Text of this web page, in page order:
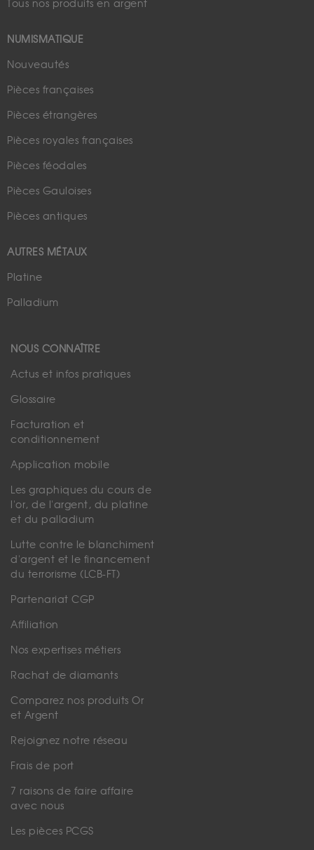
Tous nos produits en argent
NUMISMATIQUE
Nouveautés
Pièces françaises
Pièces étrangères
Pièces royales françaises
Pièces féodales
Pièces Gauloises
Pièces antiques
AUTRES MÉTAUX
Platine
Palladium
NOUS CONNAÎTRE
Actus et infos pratiques
Glossaire
Facturation et
conditionnement
Application mobile
Les graphiques du cours de
l'or, de l'argent, du platine
et du palladium
Lutte contre le blanchiment
d'argent et le financement
du terrorisme (LCB-FT)
Partenariat CGP
Affiliation
Nos expertises métiers
Rachat de diamants
Comparez nos produits Or
et Argent
Rejoignez notre réseau
Frais de port
7 raisons de faire affaire
avec nous
Les pièces PCGS